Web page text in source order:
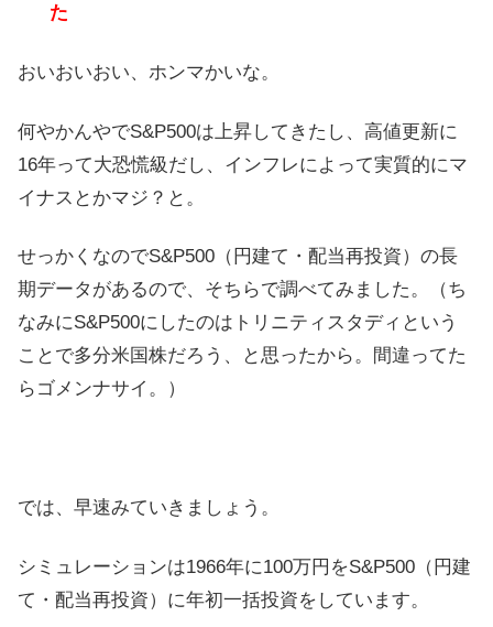
た
おいおいおい、ホンマかいな。
何やかんやでS&P500は上昇してきたし、高値更新に
16年って大恐慌級だし、インフレによって実質的にマ
イナスとかマジ？と。
せっかくなのでS&P500（円建て・配当再投資）の長
期データがあるので、そちらで調べてみました。（ち
なみにS&P500にしたのはトリニティスタディという
ことで多分米国株だろう、と思ったから。間違ってた
らゴメンナサイ。）
では、早速みていきましょう。
シミュレーションは1966年に100万円をS&P500（円建
て・配当再投資）に年初一括投資をしています。